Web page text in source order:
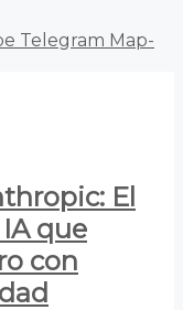
Telegram Map-
El
que
con